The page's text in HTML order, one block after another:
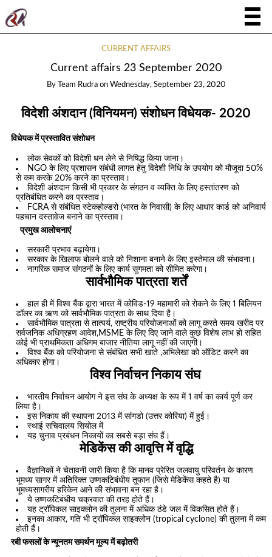
CURRENT AFFAIRS
Current affairs 23 September 2020
By Team Rudra on Wednesday, September 23, 2020
विदेशी अंशदान (विनियमन) संशोधन विधेयक- 2020
विधेयक में प्रस्तावित संशोधन
लोक सेवकों को विदेशी धन लेने से निषिद्ध किया जाना।
NGO के लिए प्रशासन संबंधी लागत हेतु विदेशी निधि के उपयोग को मौजूदा 50%
से कम करके 20% करने का प्रस्ताव।
विदेशी अंशदान किसी भी प्रकार के संगठन व व्यक्ति के लिए हस्तांतरण को
प्रतिबंधित करने का प्रस्ताव।
FCRA से संबंधित स्टेकहोल्डरो (भारत के निवासी) के लिए आधार कार्ड को अनिवार्य
पहचान दस्तावेज बनाने का प्रस्ताव।
प्रमुख आलोचनाएं
सरकारी प्रभाव बढ़ायेगा।
सरकार के खिलाफ बोलने वाले को निशाना बनाने के लिए इस्तेमाल की संभावना।
नागरिक समाज संगठनों के लिए कार्य सुगमता को सीमित करेगा।
सार्वभौमिक पात्रता शर्तें
हाल ही में विश्व बैंक द्वारा भारत में कोविड-19 महामारी को रोकने के लिए 1 बिलियन
डॉलर का ऋण को सार्वभौमिक पात्रता के साथ दिया है।
सार्वभौमिक पात्रता से तात्पर्य, राष्ट्रीय परियोजनाओं को लागू करते समय खरीद पर
सर्वजनिक अधिग्रहण आदेश,MSME के लिए दिए जाने वाले कुछ विशेष लाभ हो सहित
कोई भी प्राथमिकता अधिगम बाजार नीतिया लागू नहीं की जाएगी।
विश्व बैंक को परियोजना से संबंधित सभी खाते ,अभिलेखा को ऑडिट करने का
अधिकार होगा।
विश्व निर्वाचन निकाय संघ
भारतीय निर्वाचन आयोग ने इस संघ के अध्यक्ष के रूप में 1 वर्ष का कार्य पूर्ण कर
लिया है।
इस निकाय की स्थापना 2013 में सांगडो (उत्तर कोरिया) में हुई।
स्थाई सचिवालय सियोल में
यह चुनाव प्रबंधन निकायों का सबसे बड़ा संघ हैं।
मेडिकेंस की आवृत्ति में वृद्धि
वैज्ञानिकों ने चेतावनी जारी किया है कि मानव प्रेरित जलवायु परिवर्तन के कारण
भूमध्य सागर में अतिरिक्त उष्णकटिबंधीय तूफान (जिसे मेडिकेंस कहते है) या
भूमध्यसागरीय हरिकेन आने की संभावना बन रहा है।
ये उष्णकटिबंधीय चक्रवात की तरह होते हैं।
यह ट्रॉपिकल साइक्लोन की तुलना में अधिक ठंडे जल में विकसित होते हैं।
इनका आकार, गति भी ट्रॉपिकल साइक्लोन (tropical cyclone) की तुलना में कम
होती हैं।
रबी फसलों के न्यूनतम समर्थन मूल्य में बढ़ोतरी